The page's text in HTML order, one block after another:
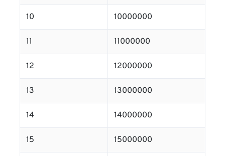
10 10000000
11 11000000
12 12000000
13 13000000
14 14000000
15 15000000